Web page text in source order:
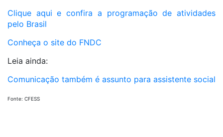
Clique aqui e confira a programação de atividades
pelo Brasil
Conheça o site do FNDC
Leia ainda:
Comunicação também é assunto para assistente social
Fonte: CFESS